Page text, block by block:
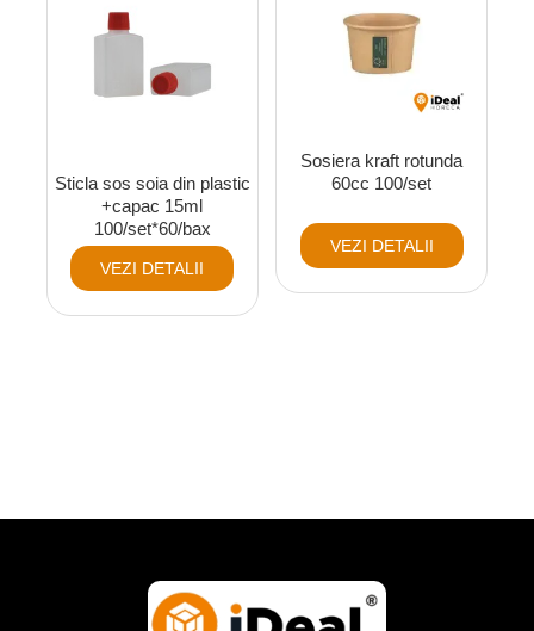
Sticla sos soia din plastic
+capac 15ml
100/set*60/bax
VEZI DETALII
Sosiera kraft rotunda
60cc 100/set
VEZI DETALII